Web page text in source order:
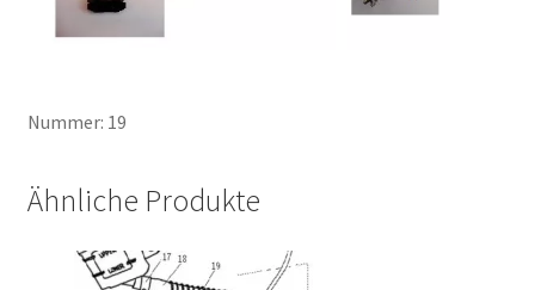
Nummer: 19
Ähnliche Produkte